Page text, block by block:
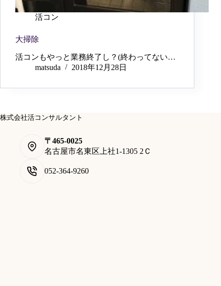
活コン
大掃除
活コンもやっと業務終了し？(終わってない…
matsuda
2018年12月28日
株式会社活コンサルタント
〒465-0025
名古屋市名東区上社1-1305 2Ｃ
052-364-9260